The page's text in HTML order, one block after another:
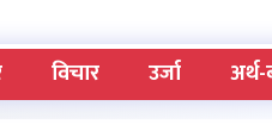
विचार उर्जा